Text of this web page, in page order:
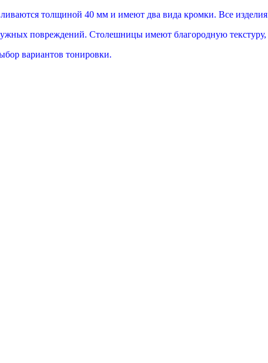
толщиной 40 мм и имеют два вида кромки. Все изделия
повреждений. Столешницы имеют благородную текстуру,
вариантов тонировки.